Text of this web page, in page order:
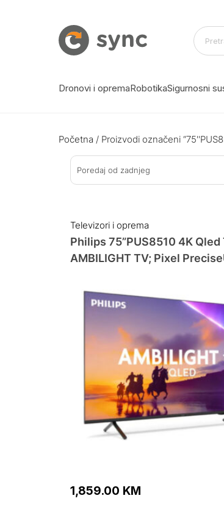
Dronovi i opremaRobotikaSigurnosni
Početna / Proizvodi označeni
Poredaj od zadnjeg
Televizori i oprema
Philips 75”PUS8510 4K Qled
AMBILIGHT TV; Pixel
1,859.00 KM